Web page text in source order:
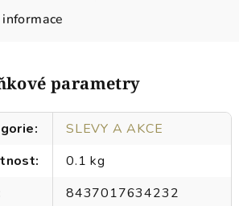
parametry
:
SLEVY A AKCE
:
0.1 kg
8437017634232